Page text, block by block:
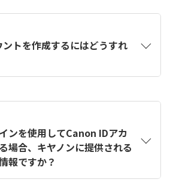
トを作成するにはどうすれ
成方法は【カメラ】Canon IDとは
IDの作成方法は？をご確認く
ンを使用してCanon IDアカ
場合、キヤノンに提供される
報ですか？